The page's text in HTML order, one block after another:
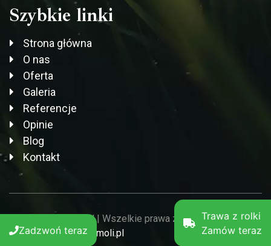
Zadzwoń teraz
Szybkie linki
Strona główna
O nas
Oferta
Galeria
Referencje
Opinie
Blog
Kontakt
© Garden-Service.pl | Wszelkie prawa zastrzeżone 2026
Projekt i wykonanie
imoli.pl
Trawa z rolki
Zamów teraz